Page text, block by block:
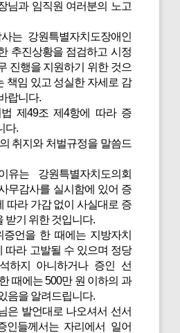
님과 임직원 여러분의 노고
는 강원특별자치도장애인
추진상황을 점검하고 시정
진행을 지원하기 위한 것으
책임 있고 성실한 자세로 감
랍니다.
제49조 제4항에 따라 증
다.
취지와 처벌규정을 말씀드
는 강원특별자치도의회
무감사를 실시함에 있어 증
따라 가감 없이 사실대로 증
받기 위한 것입니다.
언을 한 때에는 지방자치
따라 고발될 수 있으며 정당
하지 아니하거나 증인 선
때에는 500만 원 이하의 과
음을 알려드립니다.
은 발언대로 나오셔서 선서
인들께서는 자리에서 일어